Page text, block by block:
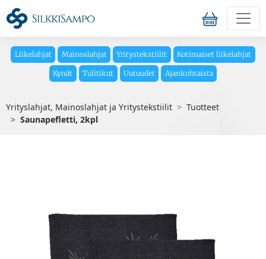
Liikelahjat Mainoslahjat Yritystekstiilit Kotimaiset liikelahjat
Kynät Tulitikut Uutuudet Ajankohtaista
Yrityslahjat, Mainoslahjat ja Yritystekstiilit
Tuotteet
Saunapefletti, 2kpl